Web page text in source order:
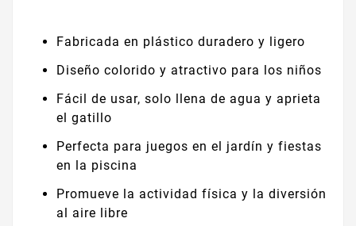
Fabricada en plástico duradero y ligero
Diseño colorido y atractivo para los niños
Fácil de usar, solo llena de agua y aprieta
el gatillo
Perfecta para juegos en el jardín y fiestas
en la piscina
Promueve la actividad física y la diversión
al aire libre